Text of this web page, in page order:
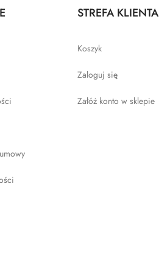
STREFA KLIENTA
Koszyk
Zaloguj się
Załóż konto w sklepie